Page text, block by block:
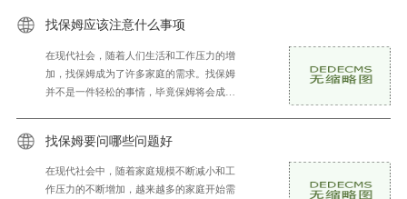
找保姆应该注意什么事项
在现代社会，随着人们生活和工作压力的增
加，找保姆成为了许多家庭的需求。找保姆
并不是一件轻松的事情，毕竟保姆将会成为
找保姆要问哪些问题好
在现代社会中，随着家庭规模不断减小和工
作压力的不断增加，越来越多的家庭开始需